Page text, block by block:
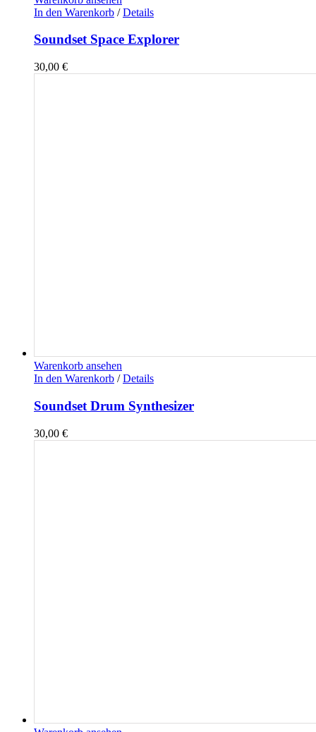
In den Warenkorb / Details
Soundset Space Explorer
30,00 €
Warenkorb ansehen
In den Warenkorb / Details
Soundset Drum Synthesizer
30,00 €